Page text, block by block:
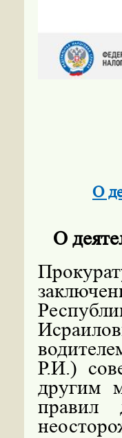
О
О
Р.И.)
другим
правил